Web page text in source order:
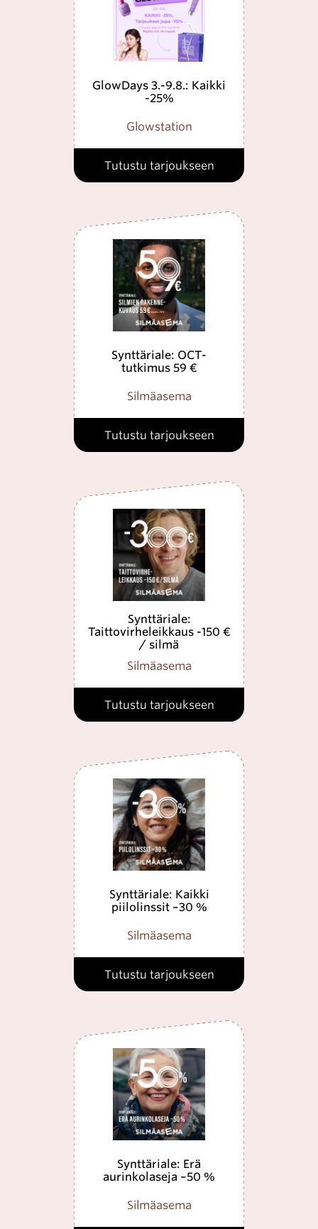
GlowDays 3.-9.8.: Kaikki
-25%
Glowstation
Tutustu tarjoukseen
Synttäriale: OCT-
tutkimus 59 €
Silmäasema
Tutustu tarjoukseen
Synttäriale:
Taittovirheleikkaus -150 €
/ silmä
Silmäasema
Tutustu tarjoukseen
Synttäriale: Kaikki
piilolinssit –30 %
Silmäasema
Tutustu tarjoukseen
Synttäriale: Erä
aurinkolaseja –50 %
Silmäasema